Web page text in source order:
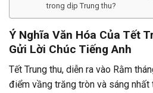
trong dịp Trung thu?
Ý Nghĩa Văn Hóa Của Tết
Gửi Lời Chúc Tiếng Anh
Tết Trung thu, diễn ra vào Rằm
điểm vầng trăng tròn và sáng